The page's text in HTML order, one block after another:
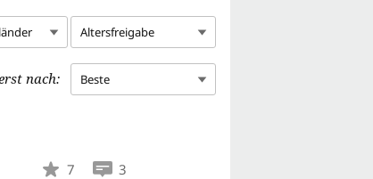
Altersfreigabe
nach: Beste
7 3